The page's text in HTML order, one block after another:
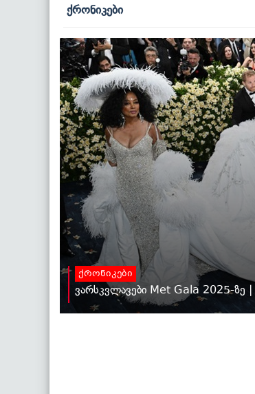
ქრონიკები
ქრონიკები
ვარსკვლავები Met Gala 2025-ზე